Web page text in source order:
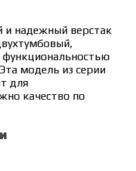
и надежный верстак
модель из серии
для
качество по